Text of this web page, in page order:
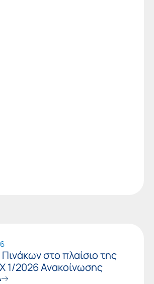
στο πλαίσιο της
1/2026 Ανακοίνωσης